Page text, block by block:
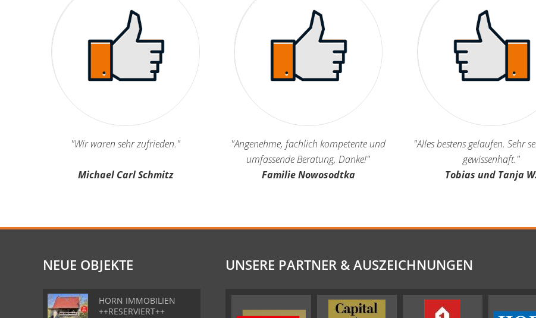
"Wir waren sehr zufrieden."
Michael Carl Schmitz
"Angenehme, fachlich kompetente und
umfassende Beratung, Danke!"
Familie Nowosodtka
"Alles bestens gelaufen. Sehr
gewissenhaft."
Tobias und Tanja W.
NEUE OBJEKTE
HORN IMMOBILIEN
++RESERVIERT++
UNSERE PARTNER & AUSZEICHNUNGEN